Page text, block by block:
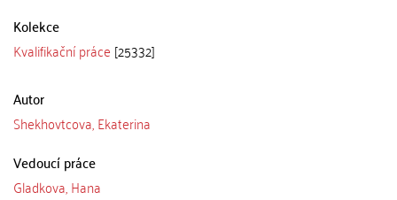
Kolekce
Kvalifikační práce [25332]
Autor
Shekhovtcova, Ekaterina
Vedoucí práce
Gladkova, Hana